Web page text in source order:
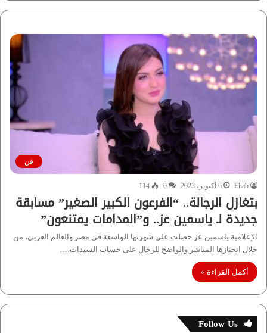
فن
Ehab 6 أكتوبر، 2023 0
114
بتغازل الرجالة.. “الفرعون الكبير الصغير” مسابقة
جديدة لـ ياسمين عز.. و”المدامات يمتنعون”
الإعلامية ياسمين عز حصلت على شهرتها الواسعة في مصر والعالم العربي، من
خلال انحيازها المباشر والواضح للرجال على حساب السيدات،…
أكمل القراءة »
Follow Us